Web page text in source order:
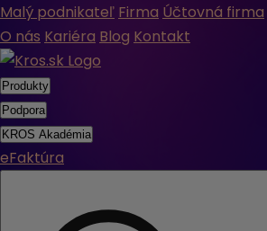
Malý podnikateľ Firma Účtovná firma
O nás Kariéra Blog Kontakt
Produkty
Podpora
KROS Akadémia
eFaktúra